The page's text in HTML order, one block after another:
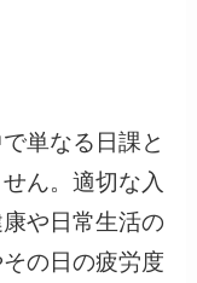
単なる日課と
ん。適切な入
や日常生活の
の日の疲労度